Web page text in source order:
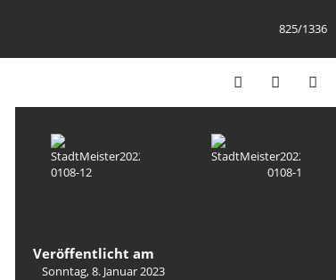
825/1336
Veröffentlicht am
Sonntag, 8. Januar 2023